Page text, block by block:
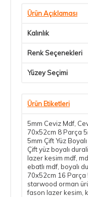
Ürün Açıklaması
Kalınlık
Renk Seçenekleri
Yüzey Seçimi
Ürün Etiketleri
5mm Ceviz Mdf
70x52cm 8 Parça
5mm Çift Yüz
Çift yüz boyalı
lazer kesim mdf
ebatlı mdf boyalı
70x52cm 16 Parça
starwood orman
fason lazer kesim